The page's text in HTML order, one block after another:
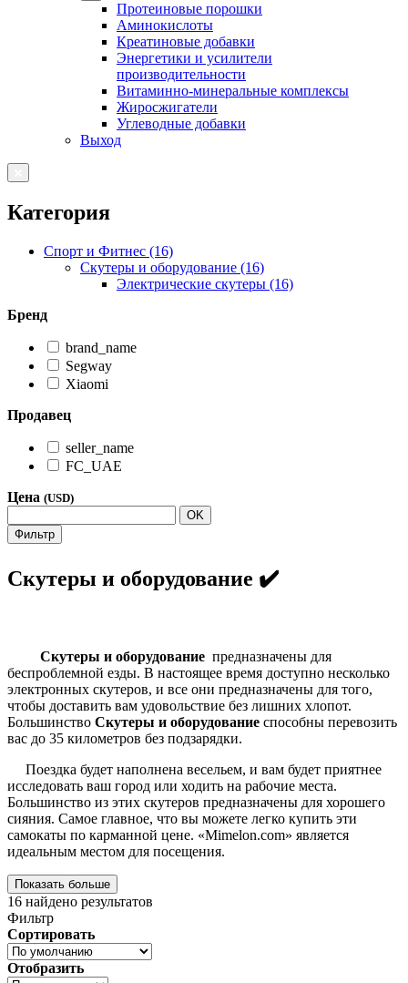
Протеиновые порошки
Аминокислоты
Креатиновые добавки
Энергетики и усилители
производительности
Витаминно-минеральные комплексы
Жиросжигатели
Углеводные добавки
Выход
Категория
Спорт и Фитнес (16)
Скутеры и оборудование (16)
Электрические скутеры (16)
Бренд
brand_name
Segway
Xiaomi
Продавец
seller_name
FC_UAE
Цена (USD)
OK
Фильтр
Скутеры и оборудование ✔️
Скутеры и оборудование предназначены для
беспроблемной езды. В настоящее время доступно несколько
электронных скутеров, и все они предназначены для того,
чтобы доставить вам удовольствие без лишних хлопот.
Большинство Скутеры и оборудование способны перевозить
вас до 35 километров без подзарядки.
Поездка будет наполнена весельем, и вам будет приятнее
исследовать ваш город или ходить на рабочие места.
Большинство из этих скутеров предназначены для хорошего
сияния. Самое главное, что вы можете легко купить эти
самокаты по карманной цене. «Mimelon.com» является
идеальным местом для посещения.
Показать больше
16 найдено результатов
Фильтр
Сортировать
Отобразить